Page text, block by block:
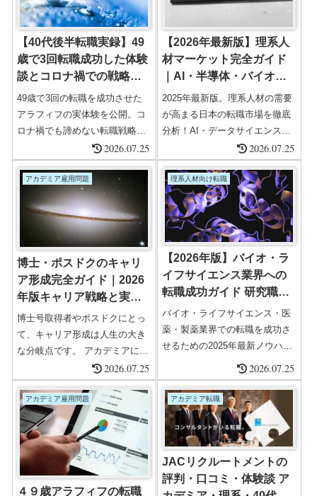
【40代後半転職実録】49
歳で3回転職成功した体験
談とコロナ禍での戦略変
更術
49歳で3回の転職を成功させた
アラフィフの実体験を公開。コ
ロナ禍でも諦めない転職戦略、
エージェント活用法、面接対策
まで詳細解説。40代後半の転職
を検討中の方必見の実録レポー
2026.07.25
【2026年最新版】理系人
材マーケット完全ガイド
｜AI・半導体・バイオ・
製造業の求人動向と転職
成功戦略
2025年最新版。理系人材の需要
が高まる日本の転職市場を徹底
分析！AI・データサイエンス・
バイオ・製造・教育・DX分野等
への理系転職動向やリアルな事
例、業界別需要、キャリア成功
の秘訣まで完全網羅。アカデミ
ック経験者・理工系人材のため
の転職市場最前線。
2026.07.25
アカデミア雇用問題
博士・ポスドクのキャリ
ア形成完全ガイド｜2026
年版キャリア戦略と実践
チェックリスト
博士号取得者やポスドクにとっ
て、キャリア形成は人生の大き
な分岐点です。 アカデミアに残
るのか、民間企業へ進むのか、
海外で研究キャリアを築くの
か。 選択肢は多い一方で、情報
が断片的で「何から始めればい
いのか分からない」という声も
多く聞かれます。本記事では、
博士・ポスドクがキャリア形成
を進めるうえで必要な 「現状把
2026.07.25
理系人材向け転職
【2026年版】バイオ・ラ
イフサイエンス業界への
転職成功ガイド 研究職・
データサイエンス・MSL
まで徹底解説
バイオ・ライフサイエンス・医
薬・製薬業界での転職を成功さ
せるための2025年最新ノウハウ
を徹底解説。市場トレンド・求
められるスキル・職種別対策・
企業選びのポイント・おすすめ
転職エージェント・リアルな体
験談まで、現場経験者が1万字で
詳しく紹介
2026.07.25
アカデミア雇用問題
４９歳アラフィフの転職
アカデミア転職
JACリクルートメントの
評判・口コミ・体験談 ア